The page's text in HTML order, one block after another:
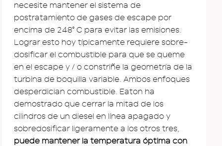
necesite mantener el sistema de
postratamiento de gases de escape por
encima de 248º C para evitar las emisiones.
Lograr esto hoy típicamente requiere sobre-
dosificar el combustible para que se queme
en el escape y / o constriñe la geometría de la
turbina de boquilla variable. Ambos enfoques
desperdician combustible. Eaton ha
demostrado que cerrar la mitad de los
cilindros de un diesel en línea apagado y
sobredosificar ligeramente a los otros tres,
puede mantener la temperatura óptima con